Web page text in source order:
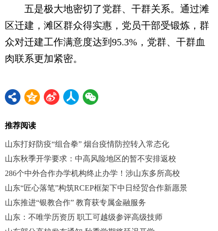
五是极大地密切了党群、干群关系。通过滩
区迁建，滩区群众得实惠，党员干部受锻炼，群
众对迁建工作满意度达到95.3%，党群、干群血
肉联系更加紧密。
推荐阅读
山东打好防疫“组合拳” 烟台疫情防控转入常态化
山东秋季开学要求：中高风险地区的暂不安排返校
286个中外合作办学机构终止办学！涉山东多所高校
山东“匠心落笔”构筑RCEP框架下中日经贸合作新愿景
山东推进“银教合作” 教育获专属金融服务
山东：不唯学历资历 职工可越级参评高级技师